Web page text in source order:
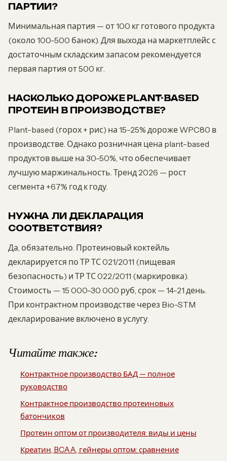
ПАРТИИ?
Минимальная партия — от 100 кг готового продукта
(около 100-500 банок). Для выхода на маркетплейс с
достаточным складским запасом рекомендуется
первая партия от 500 кг.
НАСКОЛЬКО ДОРОЖЕ PLANT-BASED
ПРОТЕИН В ПРОИЗВОДСТВЕ?
Plant-based (горох + рис) на 15-25% дороже WPC80 в
производстве. Однако розничная цена plant-based
продуктов выше на 30-50%, что обеспечивает
лучшую маржинальность. Тренд 2026 — рост
сегмента +67% год к году.
НУЖНА ЛИ ДЕКЛАРАЦИЯ
СООТВЕТСТВИЯ?
Да, обязательно. Протеиновый коктейль
декларируется по ТР ТС 021/2011 (пищевая
безопасность) и ТР ТС 022/2011 (маркировка).
Стоимость — 15 000-30 000 руб, срок — 14-21 день.
При контрактном производстве через Bio-STM
декларирование включено в услугу.
Читайте также:
Контрактное производство БАД — полное
руководство
Контрактное производство протеиновых
батончиков
Протеин оптом от производителя: виды и цены
Креатин, BCAA, гейнеры оптом: сравнение